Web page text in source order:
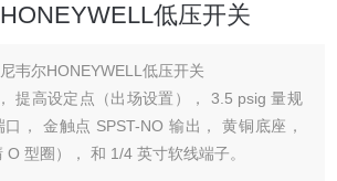
低压开关
韦尔HONEYWELL低压开关
提高设定点（出场设置）， 3.5 psig 量规
， 金触点 SPST-NO 输出， 黄铜底座，
型圈）， 和 1/4 英寸软线端子。